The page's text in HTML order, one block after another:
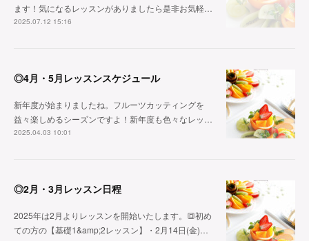
ます！気になるレッスンがありましたら是非お気軽…
2025.07.12 15:16
◎4月・5月レッスンスケジュール
新年度が始まりましたね。フルーツカッティングを
益々楽しめるシーズンですよ！新年度も色々なレッ…
2025.04.03 10:01
◎2月・3月レッスン日程
2025年は2月よりレッスンを開始いたします。🔳初め
ての方の【基礎1&amp;2レッスン】・2月14日(金)…